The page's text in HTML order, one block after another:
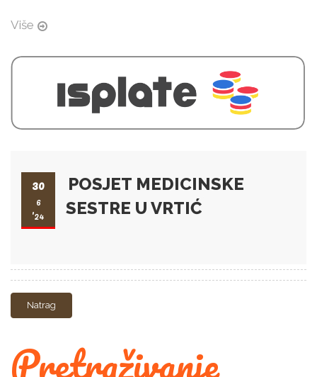
Više
30
6
'24
POSJET MEDICINSKE
SESTRE U VRTIĆ
Natrag
Pretraživanje